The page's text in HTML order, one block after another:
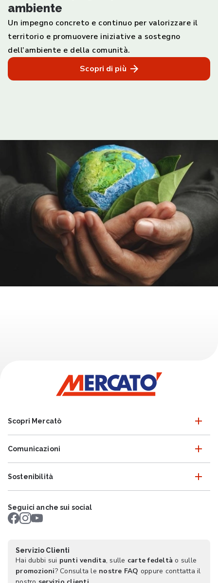
ambiente
Un impegno concreto e continuo per valorizzare il
territorio e promuovere iniziative a sostegno
dell’ambiente e della comunità.
Scopri di più
Scopri Mercatò
Comunicazioni
Sostenibilità
Seguici anche sui social
Servizio Clienti
Hai dubbi sui punti vendita, sulle carte fedeltà o sulle
promozioni? Consulta le nostre FAQ oppure conttatta il